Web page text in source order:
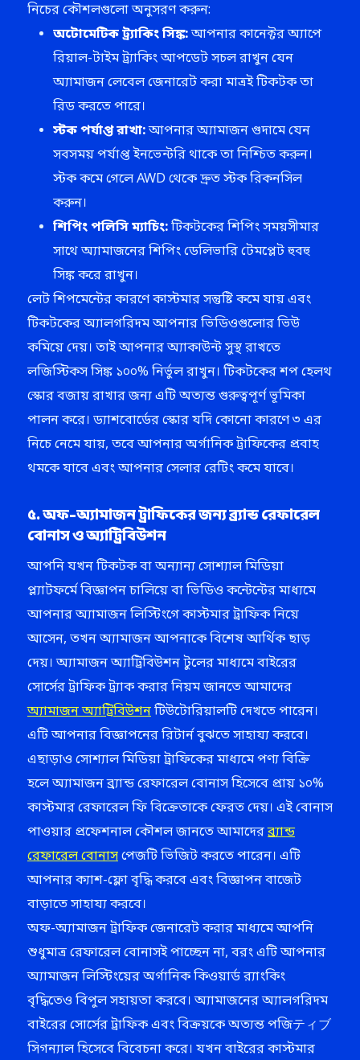
নিচের কৌশলগুলো অনুসরণ করুন:
অটোমেটিক ট্র্যাকিং সিঙ্ক:আপনার কানেক্টর অ্যাপে
রিয়াল-টাইম ট্র্যাকিং আপডেট সচল রাখুন যেন
অ্যামাজন লেবেল জেনারেট করা মাত্রই টিকটক তা
রিড করতে পারে।
স্টক পর্যাপ্ত রাখা:আপনার অ্যামাজন গুদামে যেন
সবসময় পর্যাপ্ত ইনভেন্টরি থাকে তা নিশ্চিত করুন।
স্টক কমে গেলে AWD থেকে দ্রুত স্টক রিকনসিল
করুন।
শিপিং পলিসি ম্যাচিং:টিকটকের শিপিং সময়সীমার
সাথে অ্যামাজনের শিপিং ডেলিভারি টেমপ্লেট হুবহু
সিঙ্ক করে রাখুন।
লেট শিপমেন্টের কারণে কাস্টমার সন্তুষ্টি কমে যায় এবং
টিকটকের অ্যালগরিদম আপনার ভিডিওগুলোর ভিউ
কমিয়ে দেয়। তাই আপনার অ্যাকাউন্ট সুস্থ রাখতে
লজিস্টিকস সিঙ্ক ১০০% নির্ভুল রাখুন। টিকটকের শপ হেলথ
স্কোর বজায় রাখার জন্য এটি অত্যন্ত গুরুত্বপূর্ণ ভূমিকা
পালন করে। ড্যাশবোর্ডের স্কোর যদি কোনো কারণে ৩ এর
নিচে নেমে যায়, তবে আপনার অর্গানিক ট্রাফিকের প্রবাহ
থমকে যাবে এবং আপনার সেলার রেটিং কমে যাবে।
৫. অফ-অ্যামাজন ট্রাফিকের জন্য ব্র্যান্ড রেফারেল
বোনাস ও অ্যাট্রিবিউশন
আপনি যখন টিকটক বা অন্যান্য সোশ্যাল মিডিয়া
প্ল্যাটফর্মে বিজ্ঞাপন চালিয়ে বা ভিডিও কন্টেন্টের মাধ্যমে
আপনার অ্যামাজন লিস্টিংগে কাস্টমার ট্রাফিক নিয়ে
আসেন, তখন অ্যামাজন আপনাকে বিশেষ আর্থিক ছাড়
দেয়। অ্যামাজন অ্যাট্রিবিউশন টুলের মাধ্যমে বাইরের
সোর্সের ট্রাফিক ট্র্যাক করার নিয়ম জানতে আমাদের
অ্যামাজন অ্যাট্রিবিউশনটিউটোরিয়ালটি দেখতে পারেন।
এটি আপনার বিজ্ঞাপনের রিটার্ন বুঝতে সাহায্য করবে।
এছাড়াও সোশ্যাল মিডিয়া ট্রাফিকের মাধ্যমে পণ্য বিক্রি
হলে অ্যামাজন ব্র্যান্ড রেফারেল বোনাস হিসেবে প্রায় ১০%
কাস্টমার রেফারেল ফি বিক্রেতাকে ফেরত দেয়। এই বোনাস
পাওয়ার প্রফেশনাল কৌশল জানতে আমাদেরব্র্যান্ড
রেফারেল বোনাসপেজটি ভিজিট করতে পারেন। এটি
আপনার ক্যাশ-ফ্লো বৃদ্ধি করবে এবং বিজ্ঞাপন বাজেট
বাড়াতে সাহায্য করবে।
অফ-অ্যামাজন ট্রাফিক জেনারেট করার মাধ্যমে আপনি
শুধুমাত্র রেফারেল বোনাসই পাচ্ছেন না, বরং এটি আপনার
অ্যামাজন লিস্টিংয়ের অর্গানিক কিওয়ার্ড র‍্যাংকিং
বৃদ্ধিতেও বিপুল সহায়তা করবে। অ্যামাজনের অ্যালগরিদম
বাইরের সোর্সের ট্রাফিক এবং বিক্রয়কে অত্যন্ত পজিティブ
সিগন্যাল হিসেবে বিবেচনা করে। যখন বাইরের কাস্টমার